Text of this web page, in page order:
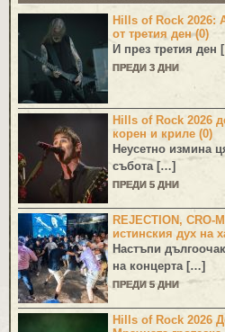
Hills of Rock 2026:
от третия ден (0)
И през третия ден
ПРЕДИ 3 ДНИ
Hills of Rock 2026
корен и криле (0)
Неусетно измина
събота […]
ПРЕДИ 5 ДНИ
REJECTION, CRO-
истинския дух на
Настъпи
на концерта […]
ПРЕДИ 5 ДНИ
Hills of Rock 2026